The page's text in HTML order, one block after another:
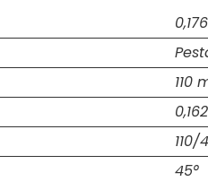
110
110/
45°